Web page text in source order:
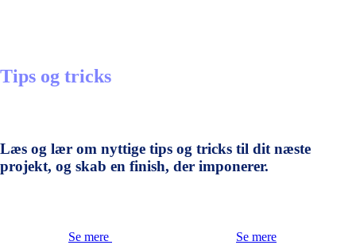
Tips og tricks
Læs og lær om nyttige tips og tricks til dit næste
projekt, og skab en finish, der imponerer.
Se mere Se mere